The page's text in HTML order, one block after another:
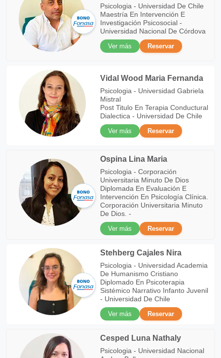
Psicologia - Universidad De Chile
Maestría En Intervención E
Investigación Psicosocial -
Universidad Nacional De Córdova
Ver más
Reservar
Vidal Wood Maria Fernanda
Psicologia - Universidad Gabriela
Mistral
Post Titulo En Terapia Conductural
Dialectica - Universidad De Chile
Ver más
Reservar
Ospina Lina Maria
Psicologia - Corporación
Universitaria Minuto De Dios
Diplomada En Evaluación E
Intervención En Psicología Clínica.
Corporación Universitaria Minuto
De Dios. -
Ver más
Reservar
Stehberg Cajales Nira
Psicologia - Universidad Academia
De Humanismo Cristiano
Diplomado En Psicoterapia
Sistémico Narrativo Infanto Juvenil
- Universidad De Chile
Ver más
Reservar
Cesped Luna Nathaly
Psicologia - Universidad Nacional